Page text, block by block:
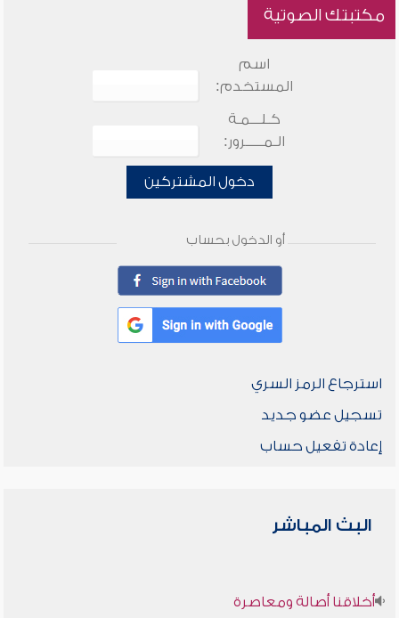
مكتبتك الصوتية
اسم
المستخدم:
كـلـــمـة
الـمـــــرور:
دخول المشتركين
أو الدخول بحساب
استرجاع الرمز السري
تسجيل عضو جديد
إعادة تفعيل حساب
البث المباشر
أخلاقنا أصالة ومعاصرة